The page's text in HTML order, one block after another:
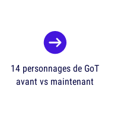
14 personnages de GoT
avant vs maintenant